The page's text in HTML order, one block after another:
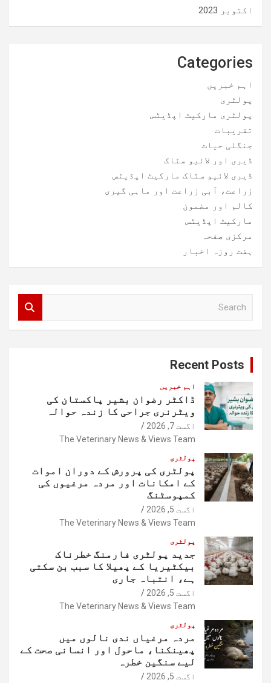
اکتوبر 2023
Categories
اہم خبریں
پولٹری
پولٹری مارکیٹ اپڈیٹس
تقریبات
جنگلی حیات
ڈیری اور لائیو سٹاک
ڈیری لائیو سٹاک مارکیٹ اپڈیٹس
زراعت، آبی زراعت اور ماہی گیری
کالم اور مضمون
مارکیٹ اپڈیٹس
مرکزی صفحہ
ہفت روزہ اخبار
Recent Posts
اہم خبریں
ڈاکٹر رضوان بشیر پاکستان کی
ویٹرنری جراحی کا زندہ حوالہ
اگست 7, 2026
The Veterinary News & Views Team
پولٹری
پولٹری کی پرورش کے دوران اموات
کے امکانات اور مردہ مرغیوں کی
کمپوسٹنگ
اگست 5, 2026
The Veterinary News & Views Team
پولٹری
جدید پولٹری فارمنگ خطرناک
بیکٹیریا کے پھیلا کا سبب بن سکتی
ہے، انتباہ جاری
اگست 5, 2026
The Veterinary News & Views Team
پولٹری
مردہ مرغیاں ندی نالوں میں
پھینکنا، ماحول اور انسانی صحت کے
لیے سنگین خطرہ
اگست 5, 2026